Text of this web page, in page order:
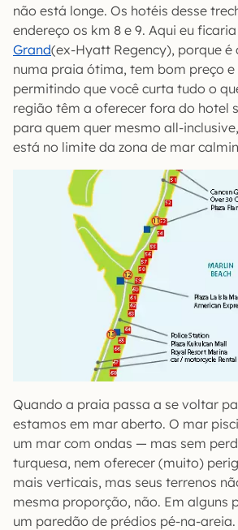
não está longe. Os hotéis desse
endereço os km 8 e 9. Aqui eu
Grand(ex-Hyatt Regency), porque
numa praia ótima, tem bom preço e
permitindo que você curta tudo o
região têm a oferecer fora do hotel
para quem quer mesmo all-
está no limite da zona de mar
Quando a praia passa a se voltar
estamos em mar aberto. O mar
um mar com ondas — mas sem
turquesa, nem oferecer (muito)
mais verticais, mas seus terrenos
mesma proporção, não. Em alguns
um paredão de prédios pé-na-areia.